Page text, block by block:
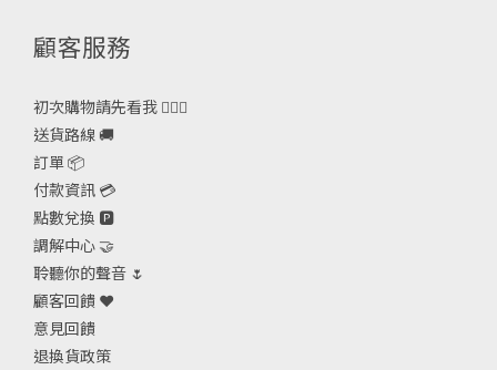
顧客服務
初次購物請先看我 🙋🏻‍♀️
送貨路線 🚚
訂單 📦
付款資訊 💳
點數兌換 🅿️
調解中心 🤝
聆聽你的聲音 🌷
顧客回饋 ❤️
意見回饋
退換貨政策